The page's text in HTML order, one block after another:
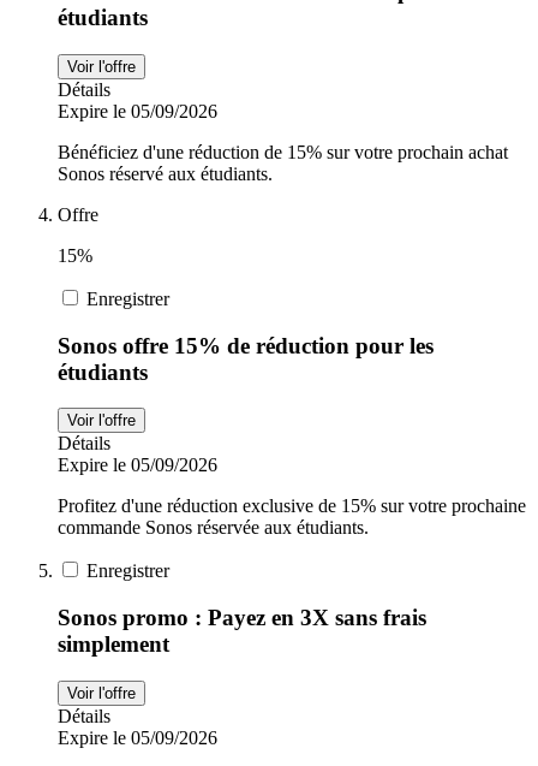
étudiants
Voir l'offre
Détails
Expire le 05/09/2026
Bénéficiez d'une réduction de 15% sur votre prochain achat
Sonos réservé aux étudiants.
Offre
15%
Enregistrer
Sonos offre 15% de réduction pour les
étudiants
Voir l'offre
Détails
Expire le 05/09/2026
Profitez d'une réduction exclusive de 15% sur votre prochaine
commande Sonos réservée aux étudiants.
Enregistrer
Sonos promo : Payez en 3X sans frais
simplement
Voir l'offre
Détails
Expire le 05/09/2026